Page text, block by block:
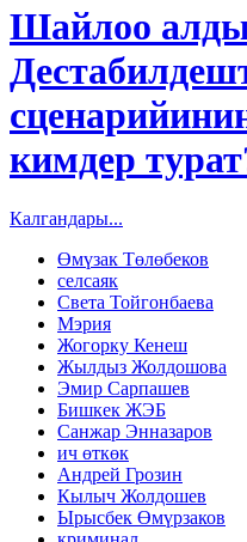
Шайлоо
кимдер
Калгандары...
Өмүзак Төлөбеков
селсаяк
Света Тойгонбаева
Мэрия
Жогорку Кенеш
Жылдыз Жолдошова
Эмир Сарпашев
Бишкек ЖЭБ
Санжар Энназаров
ич өткөк
Андрей Грозин
Кылыч Жолдошев
Ырысбек Өмүрзаков